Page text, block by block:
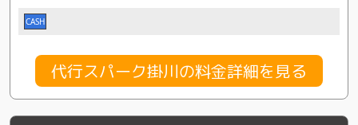
CASH
代行スパーク掛川の料金詳細を見る